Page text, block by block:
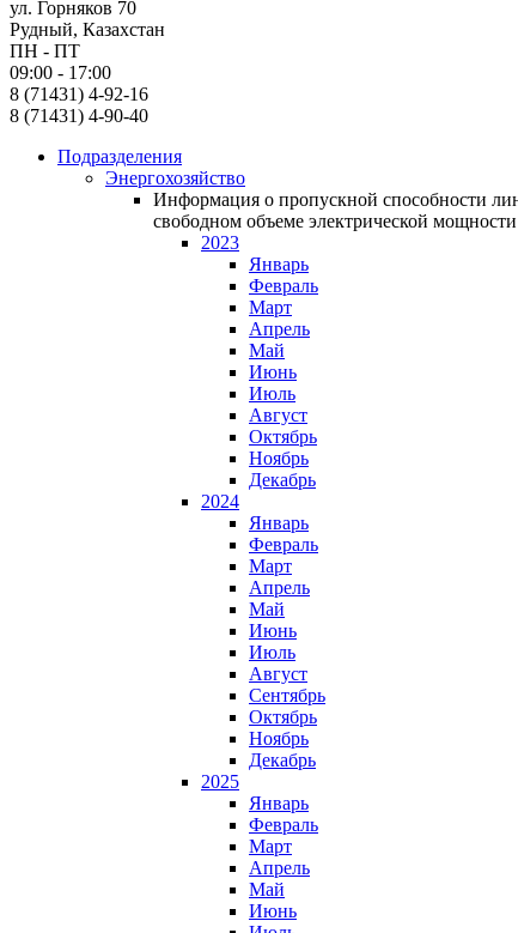
ул. Горняков 70
Рудный, Казахстан
ПН - ПТ
09:00 - 17:00
8 (71431) 4-92-16
8 (71431) 4-90-40
Подразделения
Энергохозяйство
Информация о пропускной способности
свободном объеме электрической
2023
Январь
Февраль
Март
Апрель
Май
Июнь
Июль
Август
Октябрь
Ноябрь
Декабрь
2024
Январь
Февраль
Март
Апрель
Май
Июнь
Июль
Август
Сентябрь
Октябрь
Ноябрь
Декабрь
2025
Январь
Февраль
Март
Апрель
Май
Июнь